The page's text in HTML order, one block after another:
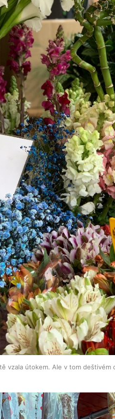
vzala útokem. Ale v tom deštivém